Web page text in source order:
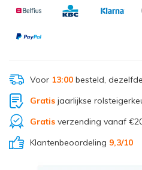
Voor 13:00besteld,
Gratisjaarlijkse
Gratisverzending vanaf
Klantenbeoordeling 9,3/10